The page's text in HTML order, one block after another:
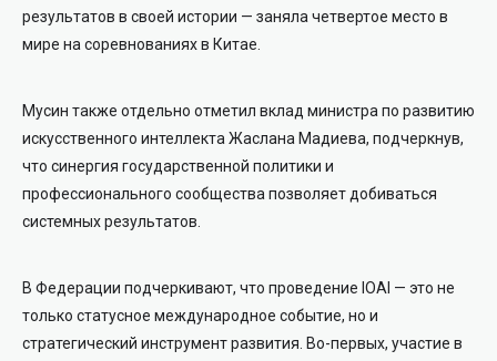
результатов в своей истории — заняла четвертое место в
мире на соревнованиях в Китае.
Мусин также отдельно отметил вклад министра по развитию
искусственного интеллекта Жаслана Мадиева, подчеркнув,
что синергия государственной политики и
профессионального сообщества позволяет добиваться
системных результатов.
В Федерации подчеркивают, что проведение IOAI — это не
только статусное международное событие, но и
стратегический инструмент развития. Во-первых, участие в